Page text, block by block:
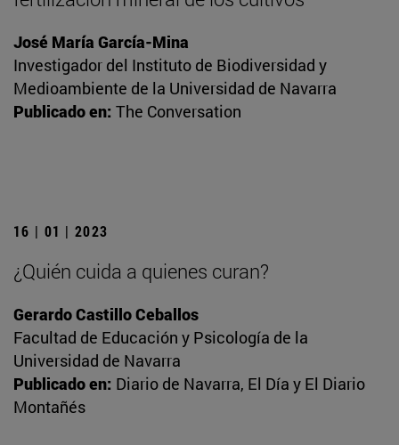
José María García-Mina
Investigador del Instituto de Biodiversidad y
Medioambiente de la Universidad de Navarra
Publicado en: The Conversation
16 | 01 | 2023
¿Quién cuida a quienes curan?
Gerardo Castillo Ceballos
Facultad de Educación y Psicología de la
Universidad de Navarra
Publicado en: Diario de Navarra, El Día y El Diario
Montañés